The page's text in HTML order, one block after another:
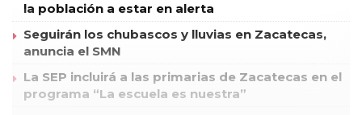
la población a estar en alerta
Seguirán los chubascos y lluvias en Zacatecas,
anuncia el SMN
La SEP incluirá a las primarias de Zacatecas en el
programa “La escuela es nuestra”